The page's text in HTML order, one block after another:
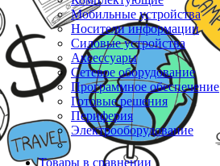
Мобильные устройства
Носители информации
Силовые устройства
Аксессуары
Сетевое оборудование
Программное обеспечение
Готовые решения
Периферия
Электрооборудование
Товары в сравнении